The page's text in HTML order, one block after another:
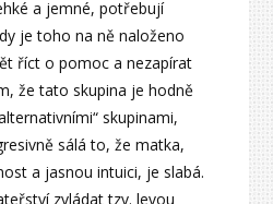
a jemné, potřebují
je toho na ně naloženo
říct o pomoc a nezapírat
že tato skupina je hodně
skupinami,
sálá to, že matka,
a jasnou intuici, je slabá.
zvládat tzv. levou